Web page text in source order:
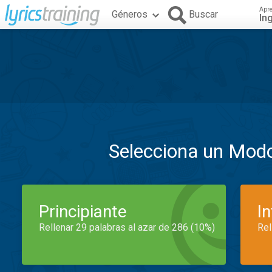
Géneros Buscar
Selecciona un
Principiante
Rellenar 29 palabras al azar de 286 (10%)